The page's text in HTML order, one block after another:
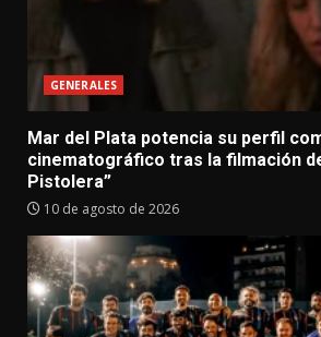
GENERALES
Mar del Plata potencia su perfil
cinematográfico tras la filmación
Pistolera”
10 de agosto de 2026